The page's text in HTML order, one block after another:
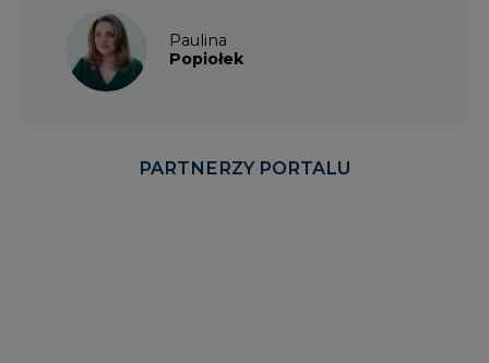
Paulina
Popiołek
PARTNERZY PORTALU